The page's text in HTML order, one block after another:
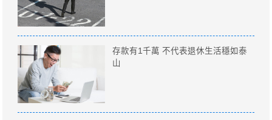
存款有1千萬 不代表退休生活穩如泰
山